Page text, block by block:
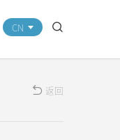
CN
返回